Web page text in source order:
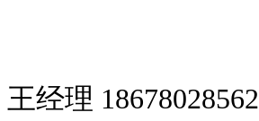
王经理 18678028562